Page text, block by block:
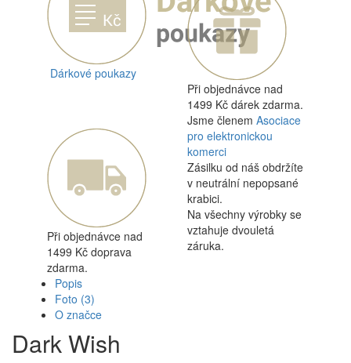
Dárkové poukazy
Při objednávce nad
1499 Kč dárek zdarma.
Při objednávce nad
1499 Kč doprava
zdarma.
Jsme členem Asociace
pro elektronickou
komerci
Zásilku od náš obdržíte
v neutrální nepopsané
krabici.
Na všechny výrobky se
vztahuje dvouletá
záruka.
Popis
Foto (3)
O značce
Dark Wish